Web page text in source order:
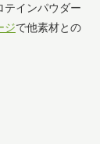
テインパウダー
ジで他素材との